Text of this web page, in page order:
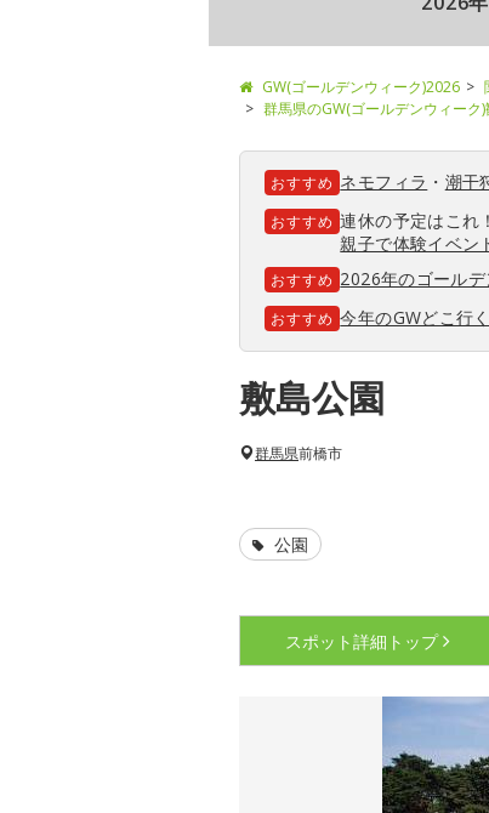
GW(ゴールデンウィーク)2026
群馬県のGW(ゴールデンウィーク)
おすすめ ネモフィラ ・ 潮干
おすすめ 連休の予定はこ
親子で体験イベン
おすすめ 2026年のゴール
おすすめ 今年のGWどこ行
敷島公園
群馬県前橋市
公園
スポット詳細 トップ